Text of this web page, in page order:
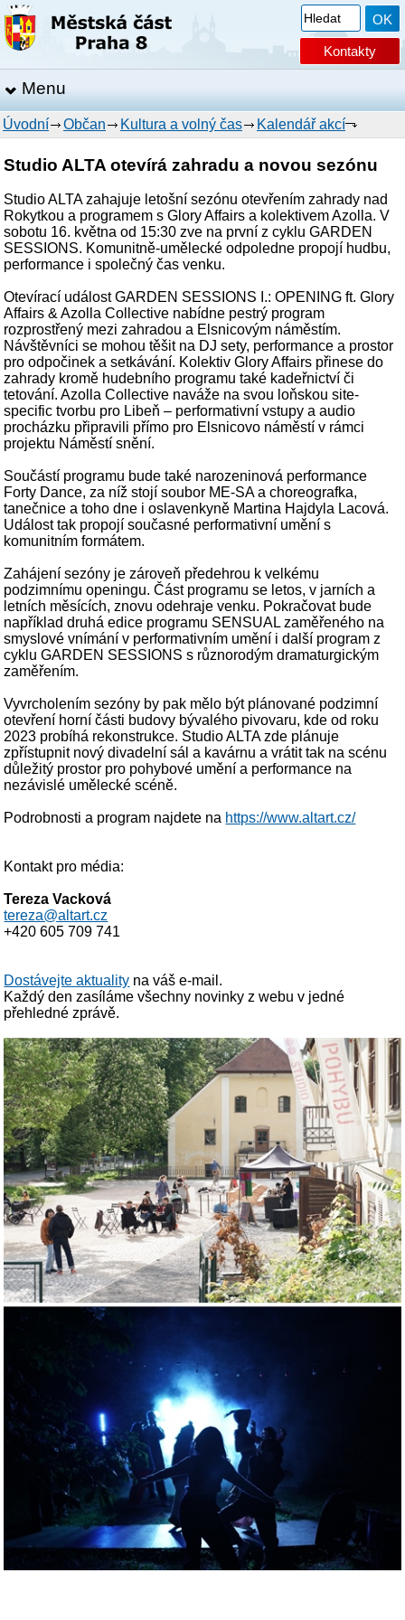
Kontakty
Menu
Úvodní Občan Kultura a volný čas Kalendář akcí
Studio ALTA otevírá zahradu a novou sezónu
Studio ALTA zahajuje letošní sezónu otevřením zahrady nad
Rokytkou a programem s Glory Affairs a kolektivem Azolla. V
sobotu 16. května od 15:30 zve na první z cyklu GARDEN
SESSIONS. Komunitně-umělecké odpoledne propojí hudbu,
performance i společný čas venku.
Otevírací událost GARDEN SESSIONS I.: OPENING ft. Glory
Affairs & Azolla Collective nabídne pestrý program
rozprostřený mezi zahradou a Elsnicovým náměstím.
Návštěvníci se mohou těšit na DJ sety, performance a prostor
pro odpočinek a setkávání. Kolektiv Glory Affairs přinese do
zahrady kromě hudebního programu také kadeřnictví či
tetování. Azolla Collective naváže na svou loňskou site-
specific tvorbu pro Libeň – performativní vstupy a audio
procházku připravili přímo pro Elsnicovo náměstí v rámci
projektu Náměstí snění.
Součástí programu bude také narozeninová performance
Forty Dance, za níž stojí soubor ME-SA a choreografka,
tanečnice a toho dne i oslavenkyně Martina Hajdyla Lacová.
Událost tak propojí současné performativní umění s
komunitním formátem.
Zahájení sezóny je zároveň předehrou k velkému
podzimnímu openingu. Část programu se letos, v jarních a
letních měsících, znovu odehraje venku. Pokračovat bude
například druhá edice programu SENSUAL zaměřeného na
smyslové vnímání v performativním umění i další program z
cyklu GARDEN SESSIONS s různorodým dramaturgickým
zaměřením.
Vyvrcholením sezóny by pak mělo být plánované podzimní
otevření horní části budovy bývalého pivovaru, kde od roku
2023 probíhá rekonstrukce. Studio ALTA zde plánuje
zpřístupnit nový divadelní sál a kavárnu a vrátit tak na scénu
důležitý prostor pro pohybové umění a performance na
nezávislé umělecké scéně.
Podrobnosti a program najdete na https://www.altart.cz/
Kontakt pro média:
Tereza Vacková
tereza@altart.cz
+420 605 709 741
Dostávejte aktuality na váš e-mail.
Každý den zasíláme všechny novinky z webu v jedné
přehledné zprávě.